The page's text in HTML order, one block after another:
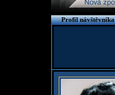
Profil návštěvníka